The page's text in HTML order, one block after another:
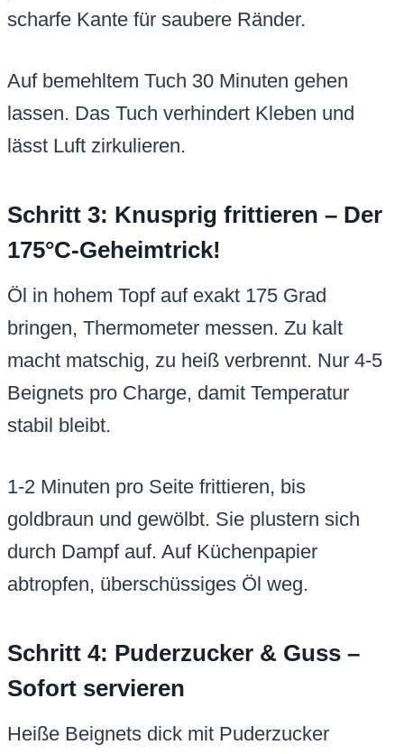
scharfe Kante für saubere Ränder.
Auf bemehltem Tuch 30 Minuten gehen
lassen. Das Tuch verhindert Kleben und
lässt Luft zirkulieren.
Schritt 3: Knusprig frittieren – Der
175°C-Geheimtrick!
Öl in hohem Topf auf exakt 175 Grad
bringen, Thermometer messen. Zu kalt
macht matschig, zu heiß verbrennt. Nur 4-5
Beignets pro Charge, damit Temperatur
stabil bleibt.
1-2 Minuten pro Seite frittieren, bis
goldbraun und gewölbt. Sie plustern sich
durch Dampf auf. Auf Küchenpapier
abtropfen, überschüssiges Öl weg.
Schritt 4: Puderzucker & Guss –
Sofort servieren
Heiße Beignets dick mit Puderzucker